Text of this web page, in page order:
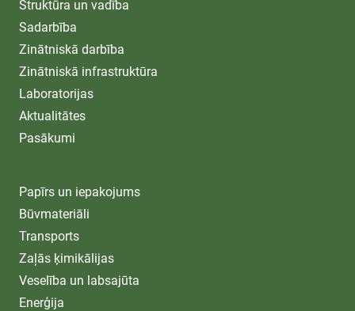
Struktūra un vadība
Sadarbība
Zinātniskā darbība
Zinātniskā infrastruktūra
Laboratorijas
Aktualitātes
Pasākumi
Papīrs un iepakojums
Būvmateriāli
Transports
Zaļās ķimikālijas
Veselība un labsajūta
Enerģija